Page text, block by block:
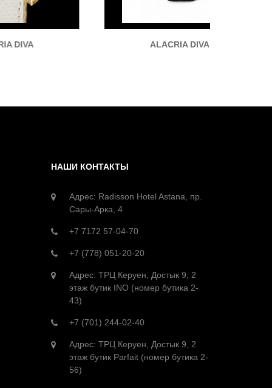
ALACRIA DIVA
НАШИ КОНТАКТЫ
Адрес: Radisson Hotel Astana, пр.
Сары-Арка, 4
+7 7172 57-04-70
+7 (778) 051-20-20
Адрес: ТРЦ Керуен, Достык 9, 2
этаж бутик INO (номер бутика 2-
43)
+7 (701) 244-02-40
Адрес: ТРЦ Керуен, Достык 9, 2
этаж бутик Parfait (номер бутика 2-
56)